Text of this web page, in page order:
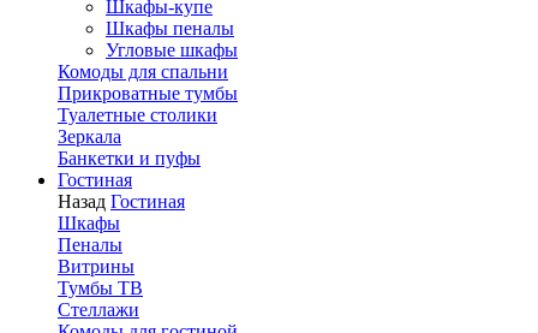
Шкафы-купе
Шкафы пеналы
Угловые шкафы
Комоды для спальни
Прикроватные тумбы
Туалетные столики
Зеркала
Банкетки и пуфы
Гостиная
Назад Гостиная
Шкафы
Пеналы
Витрины
Тумбы ТВ
Стеллажи